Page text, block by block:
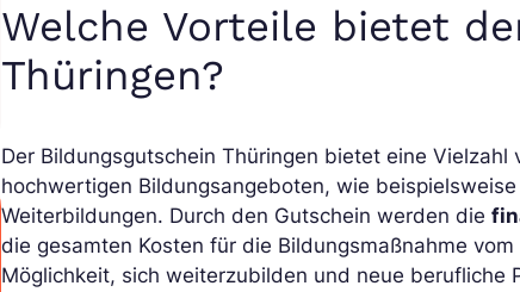
Welche Vorteile bietet
Thüringen?
Der Bildungsgutschein Thüringen bietet eine
hochwertigen Bildungsangeboten, wie
Weiterbildungen. Durch den Gutschein werden die
die gesamten Kosten für die Bildungsmaßnahme
Möglichkeit, sich weiterzubilden und neue berufliche